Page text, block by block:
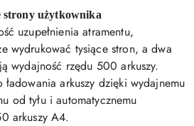
strony użytkownika
uzupełnienia atramentu,
wydrukować tysiące stron, a dwa
wydajność rzędu 500 arkuszy.
arkuszy dzięki wydajnemu
od tyłu i automatycznemu
arkuszy A4.